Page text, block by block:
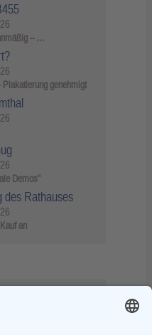
– …
genehmigt
Demos"
des Rathauses
an
Kleiner
statt weite Wege